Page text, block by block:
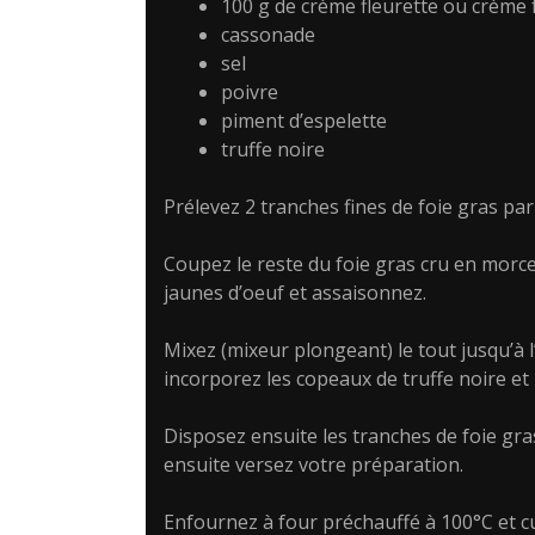
100 g de crème fleurette ou crème
cassonade
sel
poivre
piment d’espelette
truffe noire
Prélevez 2 tranches fines de foie gras
Coupez le reste du foie gras cru en
jaunes d’oeuf et assaisonnez.
Mixez (mixeur plongeant) le tout
incorporez les copeaux de truffe noire
Disposez ensuite les tranches de foie
ensuite versez votre préparation.
Enfournez à four préchauffé à 100°C et